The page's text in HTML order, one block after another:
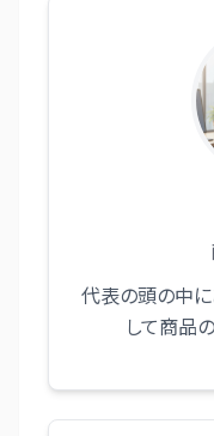
代表の頭の中に
して商品